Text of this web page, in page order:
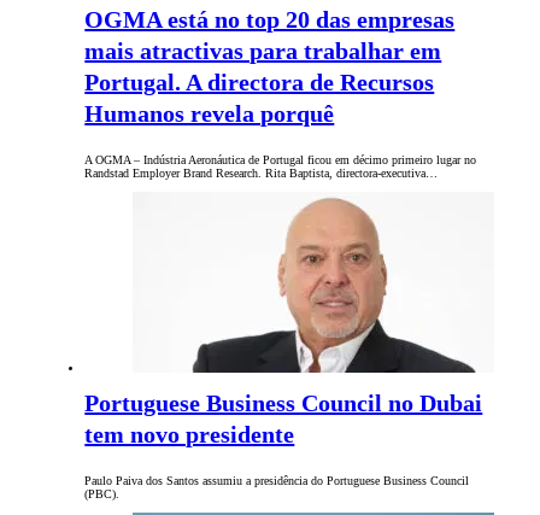
OGMA está no top 20 das empresas
mais atractivas para trabalhar em
Portugal. A directora de Recursos
Humanos revela porquê
A OGMA – Indústria Aeronáutica de Portugal ficou em décimo primeiro lugar no
Randstad Employer Brand Research. Rita Baptista, directora-executiva…
Portuguese Business Council no Dubai
tem novo presidente
Paulo Paiva dos Santos assumiu a presidência do Portuguese Business Council
(PBC).